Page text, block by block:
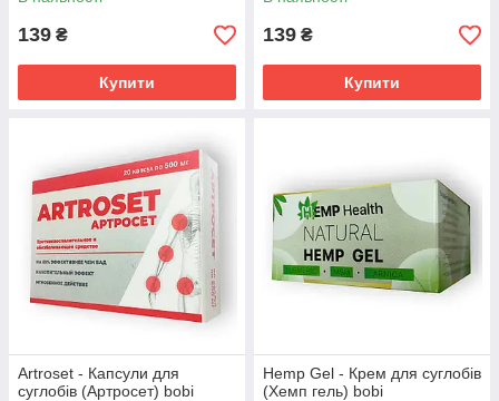
139 ₴
Купити
139 ₴
Купити
Artroset - Капсули для
суглобів (Артросет) bobi
Hemp Gel - Крем для суглобів
(Хемп гель) bobi